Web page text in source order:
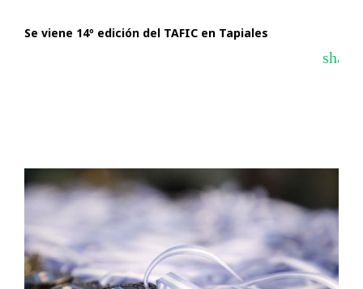
Se viene 14º edición del TAFIC en Tapiales
share